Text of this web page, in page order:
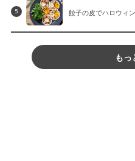
5 餃子の皮でハロウィ
もっ